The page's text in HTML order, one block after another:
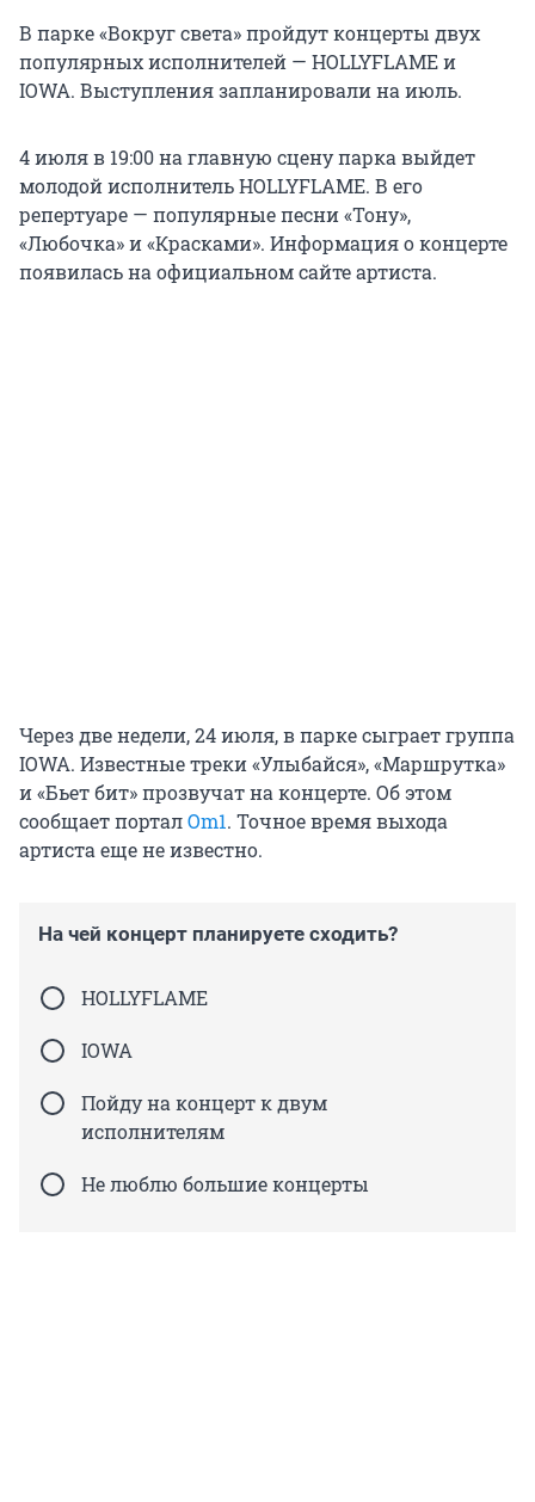
В парке «Вокруг света» пройдут концерты двух
популярных исполнителей — HOLLYFLAME и
IOWA. Выступления запланировали на июль.
4 июля в 19:00 на главную сцену парка выйдет
молодой исполнитель HOLLYFLAME. В его
репертуаре — популярные песни «Тону»,
«Любочка» и «Красками». Информация о концерте
появилась на официальном сайте артиста.
Через две недели, 24 июля, в парке сыграет группа
IOWA. Известные треки «Улыбайся», «Маршрутка»
и «Бьет бит» прозвучат на концерте. Об этом
сообщает порталОm1. Точное время выхода
артиста еще не известно.
На чей концерт планируете сходить?
HOLLYFLAME
IOWA
Пойду на концерт к двум
исполнителям
Не люблю большие концерты